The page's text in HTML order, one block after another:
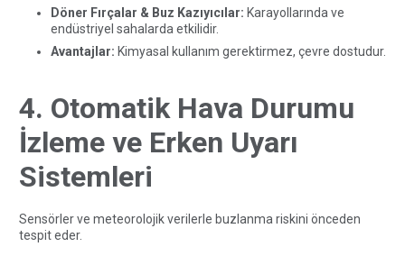
Döner Fırçalar & Buz Kazıyıcılar: Karayollarında ve
endüstriyel sahalarda etkilidir.
Avantajlar: Kimyasal kullanım gerektirmez, çevre dostudur.
4. Otomatik Hava Durumu
İzleme ve Erken Uyarı
Sistemleri
Sensörler ve meteorolojik verilerle buzlanma riskini önceden
tespit eder.